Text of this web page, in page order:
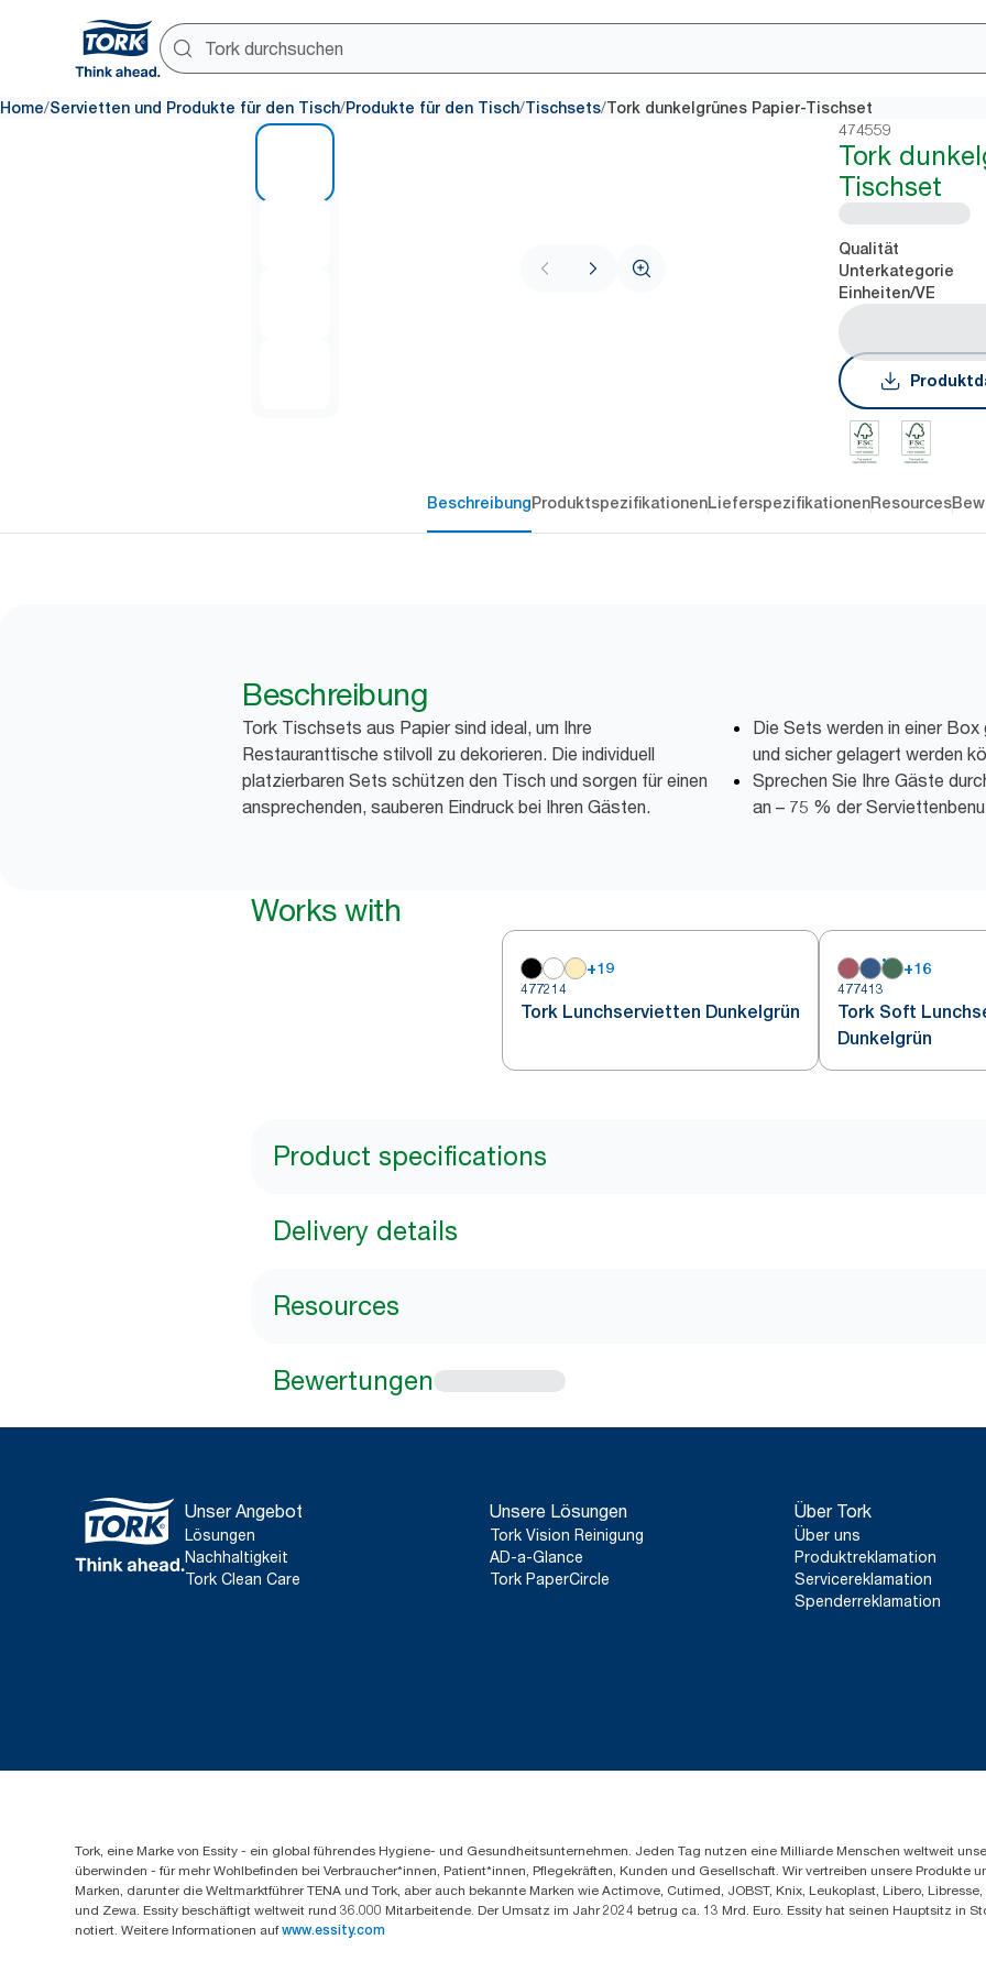
Home/Servietten und Produkte für den Tisch/Produkte für den Tisch/Tischsets/Tork dunkelgrünes Papier-Tischset
474559
Tork
Tischset
Qualität
Unterkategorie
Einheiten/VE
BeschreibungProduktspezifikationenLieferspezifikationenResources
Beschreibung
Tork Tischsets aus Papier sind ideal, um Ihre
Restauranttische stilvoll zu dekorieren. Die individuell
platzierbaren Sets schützen den Tisch und sorgen für einen
ansprechenden, sauberen Eindruck bei Ihren Gästen.
Die Sets werden in einer
und sicher gelagert werden
Sprechen Sie Ihre Gäste
an – 75 % der
Works with
+19
477214
Tork Lunchservietten Dunkelgrün
+16
477413
Tork Soft
Dunkelgrün
Product specifications
Delivery details
Resources
Bewertungen
Unser Angebot
Lösungen
Nachhaltigkeit
Tork Clean Care
Unsere Lösungen
Tork Vision Reinigung
AD-a-Glance
Tork PaperCircle
Über Tork
Über uns
Produktreklamation
Servicereklamation
Spenderreklamation
Tork, eine Marke von Essity - ein global führendes Hygiene- und Gesundheitsunternehmen. Jeden Tag nutzen eine Milliarde Menschen weltweit
überwinden - für mehr Wohlbefinden bei Verbraucher*innen, Patient*innen, Pflegekräften, Kunden und Gesellschaft. Wir vertreiben unsere Produkte
Marken, darunter die Weltmarktführer TENA und Tork, aber auch bekannte Marken wie Actimove, Cutimed, JOBST, Knix, Leukoplast, Libero,
und Zewa. Essity beschäftigt weltweit rund 36.000 Mitarbeitende. Der Umsatz im Jahr 2024 betrug ca. 13 Mrd. Euro. Essity hat seinen Hauptsitz in
notiert. Weitere Informationen auf www.essity.com